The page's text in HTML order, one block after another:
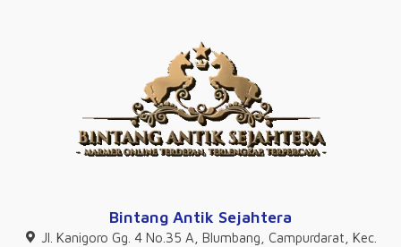
Bintang Antik Sejahtera
Jl. Kanigoro Gg. 4 No.35 A, Blumbang, Campurdarat, Kec.